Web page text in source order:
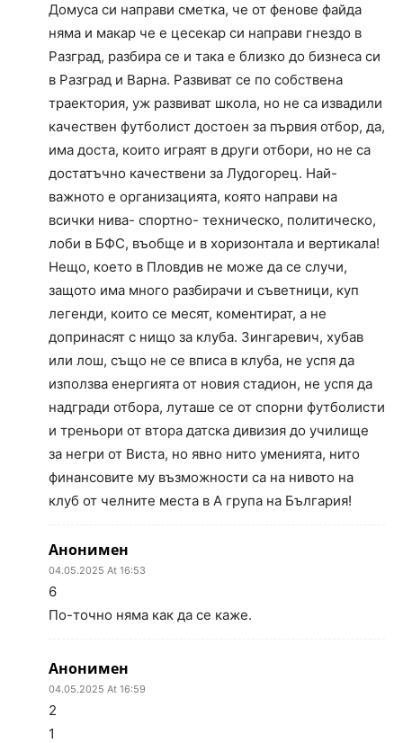
Домуса си направи сметка, че от фенове файда
няма и макар че е цесекар си направи гнездо в
Разград, разбира се и така е близко до бизнеса си
в Разград и Варна. Развиват се по собствена
траектория, уж развиват школа, но не са извадили
качествен футболист достоен за първия отбор, да,
има доста, които играят в други отбори, но не са
достатъчно качествени за Лудогорец. Най-
важното е организацията, която направи на
всички нива- спортно- техническо, политическо,
лоби в БФС, въобще и в хоризонтала и вертикала!
Нещо, което в Пловдив не може да се случи,
защото има много разбирачи и съветници, куп
легенди, които се месят, коментират, а не
допринасят с нищо за клуба. Зингаревич, хубав
или лош, също не се вписа в клуба, не успя да
използва енергията от новия стадион, не успя да
надгради отбора, луташе се от спорни футболисти
и треньори от втора датска дивизия до училище
за негри от Виста, но явно нито уменията, нито
финансовите му възможности са на нивото на
клуб от челните места в А група на България!
Анонимен
04.05.2025 At 16:53
6
По-точно няма как да се каже.
Анонимен
04.05.2025 At 16:59
2
1